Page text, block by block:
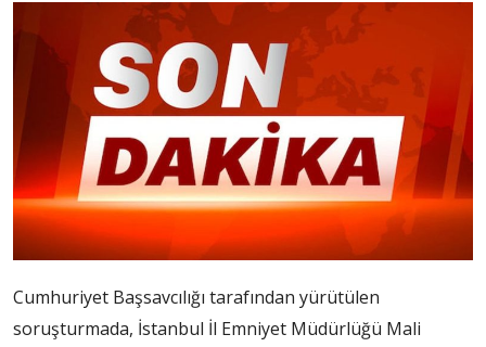
Cumhuriyet Başsavcılığı tarafından yürütülen
soruşturmada, İstanbul İl Emniyet Müdürlüğü Mali